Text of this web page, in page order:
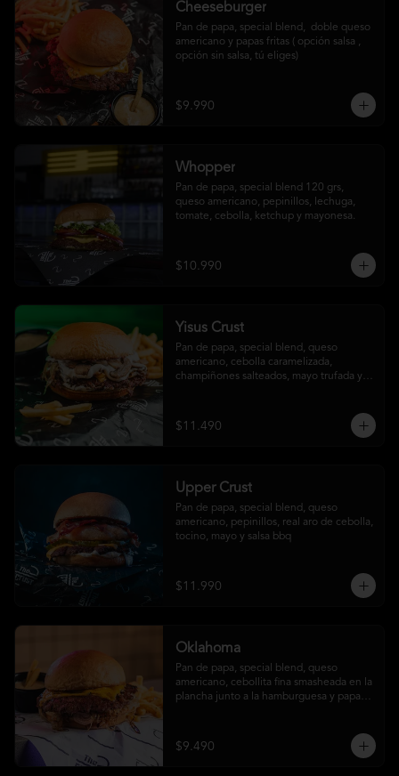
Cheeseburger
Pan de papa, special blend,  doble queso
americano y papas fritas ( opción salsa ,
opción sin salsa, tú eliges)
$9.990
Whopper
Pan de papa, special blend 120 grs,
queso americano, pepinillos, lechuga,
tomate, cebolla, ketchup y mayonesa.
$10.990
Yisus Crust
Pan de papa, special blend, queso
americano, cebolla caramelizada,
champiñones salteados, mayo trufada y
$11.490
Upper Crust
Pan de papa, special blend, queso
americano, pepinillos, real aro de cebolla,
tocino, mayo y salsa bbq
$11.990
Oklahoma
Pan de papa, special blend, queso
americano, cebollita fina smasheada en la
plancha junto a la hamburguesa y papas
$9.490